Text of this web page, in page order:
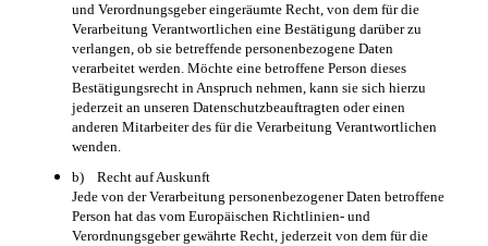
und Verordnungsgeber eingeräumte Recht, von dem für die
Verarbeitung Verantwortlichen eine Bestätigung darüber zu
verlangen, ob sie betreffende personenbezogene Daten
verarbeitet werden. Möchte eine betroffene Person dieses
Bestätigungsrecht in Anspruch nehmen, kann sie sich hierzu
jederzeit an unseren Datenschutzbeauftragten oder einen
anderen Mitarbeiter des für die Verarbeitung Verantwortlichen
wenden.
b) Recht auf Auskunft
Jede von der Verarbeitung personenbezogener Daten betroffene
Person hat das vom Europäischen Richtlinien- und
Verordnungsgeber gewährte Recht, jederzeit von dem für die